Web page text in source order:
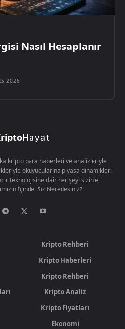
Nasıl Hesaplanır
2026
Hayat
kripto para haberleri ve analizleriyle
okuyucularina piyasa dinamikleri
teknolojisine dair her şeyi sizinle
İçinde. Siz Neredesiniz?
Kripto Rehberi
Kripto Haberleri
Kripto Rehberi
Kripto Analiz
Kripto Fiyatları
Ekonomi